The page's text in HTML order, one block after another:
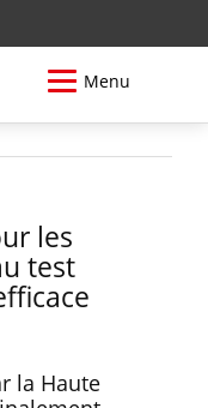
Menu
les
test
la Haute